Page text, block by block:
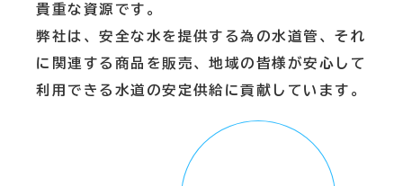
貴重な資源です。
弊社は、安全な水を提供する為の水道管、それ
に関連する商品を販売、地域の皆様が安心して
利用できる水道の安定供給に貢献しています。